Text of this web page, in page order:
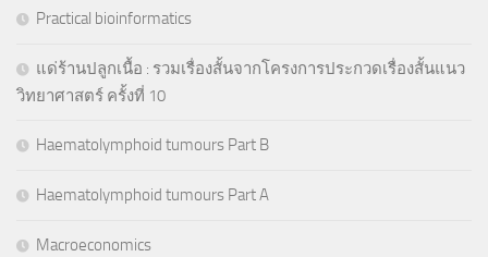
Practical bioinformatics
แด่ร้านปลูกเนื้อ : รวมเรื่องสั้นจากโครงการประกวดเรื่องสั้นแนว
วิทยาศาสตร์ ครั้งที่ 10
Haematolymphoid tumours Part B
Haematolymphoid tumours Part A
Macroeconomics